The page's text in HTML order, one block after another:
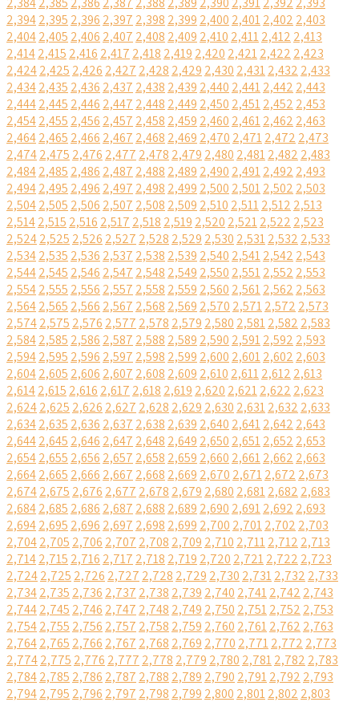
2,3942,395 2,396 2,397 2,398 2,399 2,400 2,4012,402 2,403
2,4042,405 2,406 2,407 2,408 2,409 2,410 2,4112,412 2,413
2,4142,415 2,416 2,417 2,418 2,419 2,420 2,4212,422 2,423
2,4242,425 2,426 2,427 2,428 2,429 2,430 2,4312,432 2,433
2,4342,435 2,436 2,437 2,438 2,439 2,440 2,4412,442 2,443
2,4442,445 2,446 2,447 2,448 2,449 2,450 2,4512,452 2,453
2,4542,455 2,456 2,457 2,458 2,459 2,460 2,4612,462 2,463
2,4642,465 2,466 2,467 2,468 2,469 2,470 2,4712,472 2,473
2,4742,475 2,476 2,477 2,478 2,479 2,480 2,4812,482 2,483
2,4842,485 2,486 2,487 2,488 2,489 2,490 2,4912,492 2,493
2,4942,495 2,496 2,497 2,498 2,499 2,500 2,5012,502 2,503
2,5042,505 2,506 2,507 2,508 2,509 2,510 2,5112,512 2,513
2,5142,515 2,516 2,517 2,518 2,519 2,520 2,5212,522 2,523
2,5242,525 2,526 2,527 2,528 2,529 2,530 2,5312,532 2,533
2,5342,535 2,536 2,537 2,538 2,539 2,540 2,5412,542 2,543
2,5442,545 2,546 2,547 2,548 2,549 2,550 2,5512,552 2,553
2,5542,555 2,556 2,557 2,558 2,559 2,560 2,5612,562 2,563
2,5642,565 2,566 2,567 2,568 2,569 2,570 2,5712,572 2,573
2,5742,575 2,576 2,577 2,578 2,579 2,580 2,5812,582 2,583
2,5842,585 2,586 2,587 2,588 2,589 2,590 2,5912,592 2,593
2,5942,595 2,596 2,597 2,598 2,599 2,600 2,6012,602 2,603
2,6042,605 2,606 2,607 2,608 2,609 2,610 2,6112,612 2,613
2,6142,615 2,616 2,617 2,618 2,619 2,620 2,6212,622 2,623
2,6242,625 2,626 2,627 2,628 2,629 2,630 2,6312,632 2,633
2,6342,635 2,636 2,637 2,638 2,639 2,640 2,6412,642 2,643
2,6442,645 2,646 2,647 2,648 2,649 2,650 2,6512,652 2,653
2,6542,655 2,656 2,657 2,658 2,659 2,660 2,6612,662 2,663
2,6642,665 2,666 2,667 2,668 2,669 2,670 2,6712,672 2,673
2,6742,675 2,676 2,677 2,678 2,679 2,680 2,6812,682 2,683
2,6842,685 2,686 2,687 2,688 2,689 2,690 2,6912,692 2,693
2,6942,695 2,696 2,697 2,698 2,699 2,700 2,7012,702 2,703
2,7042,705 2,706 2,707 2,708 2,709 2,710 2,7112,712 2,713
2,7142,715 2,716 2,717 2,718 2,719 2,720 2,7212,722 2,723
2,7242,725 2,726 2,727 2,728 2,729 2,730 2,7312,732 2,733
2,7342,735 2,736 2,737 2,738 2,739 2,740 2,7412,742 2,743
2,7442,745 2,746 2,747 2,748 2,749 2,750 2,7512,752 2,753
2,7542,755 2,756 2,757 2,758 2,759 2,760 2,7612,762 2,763
2,7642,765 2,766 2,767 2,768 2,769 2,770 2,7712,772 2,773
2,7742,775 2,776 2,777 2,778 2,779 2,780 2,7812,782 2,783
2,7842,785 2,786 2,787 2,788 2,789 2,790 2,7912,792 2,793
2,7942,795 2,796 2,797 2,798 2,799 2,800 2,8012,802 2,803